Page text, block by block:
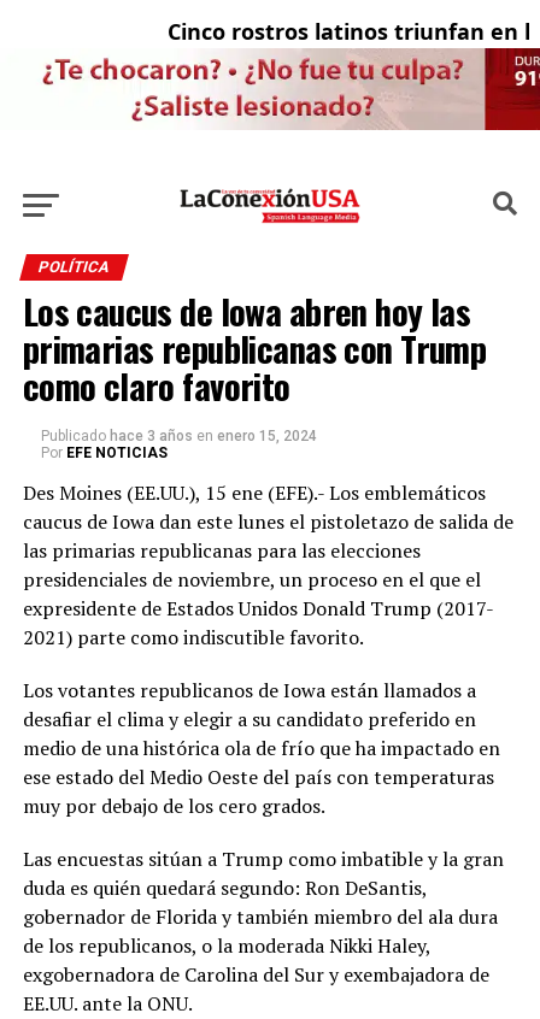
Cinco rostros latinos triunfan en la
POLÍTICA
Los caucus de Iowa abren hoy las
primarias republicanas con Trump
como claro favorito
Publicado hace 3 años en enero 15, 2024
Por EFE NOTICIAS
Des Moines (EE.UU.), 15 ene (EFE).- Los emblemáticos
caucus de Iowa dan este lunes el pistoletazo de salida de
las primarias republicanas para las elecciones
presidenciales de noviembre, un proceso en el que el
expresidente de Estados Unidos Donald Trump (2017-
2021) parte como indiscutible favorito.
Los votantes republicanos de Iowa están llamados a
desafiar el clima y elegir a su candidato preferido en
medio de una histórica ola de frío que ha impactado en
ese estado del Medio Oeste del país con temperaturas
muy por debajo de los cero grados.
Las encuestas sitúan a Trump como imbatible y la gran
duda es quién quedará segundo: Ron DeSantis,
gobernador de Florida y también miembro del ala dura
de los republicanos, o la moderada Nikki Haley,
exgobernadora de Carolina del Sur y exembajadora de
EE.UU. ante la ONU.